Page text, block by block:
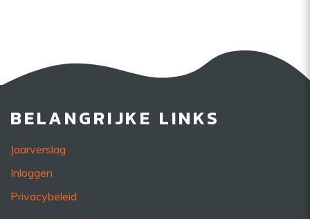
BELANGRIJKE LINKS
Jaarverslag
Inloggen
Privacybeleid